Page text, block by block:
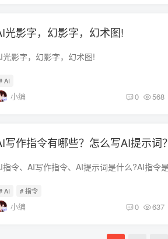
光影字，幻影字，幻术图!
光影字，幻影字，幻术图!
AI
小编 0 568
写作指令有哪些？怎么写AI提示词？
AI # 指令
小编 0 637